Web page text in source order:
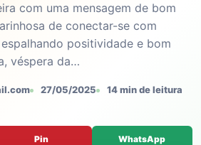
com uma mensagem de bom
de conectar-se com
positividade e bom
véspera da…
27/05/2025 14 min de leitura
Pin WhatsApp